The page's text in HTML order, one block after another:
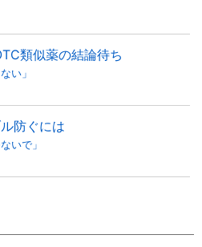
類似薬の結論待ち
い」
防ぐには
いで」